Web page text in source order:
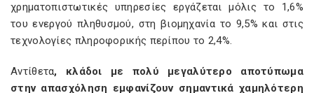
χρηματοπιστωτικές υπηρεσίες εργάζεται μόλις το 1,6%
του ενεργού πληθυσμού, στη βιομηχανία το 9,5% και στις
τεχνολογίες πληροφορικής περίπου το 2,4%.
Αντίθετα, κλάδοι με πολύ μεγαλύτερο αποτύπωμα
στην απασχόληση εμφανίζουν σημαντικά χαμηλότερη